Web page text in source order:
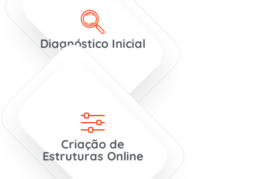
Diagnóstico Inicial
Criação de
Estruturas Online